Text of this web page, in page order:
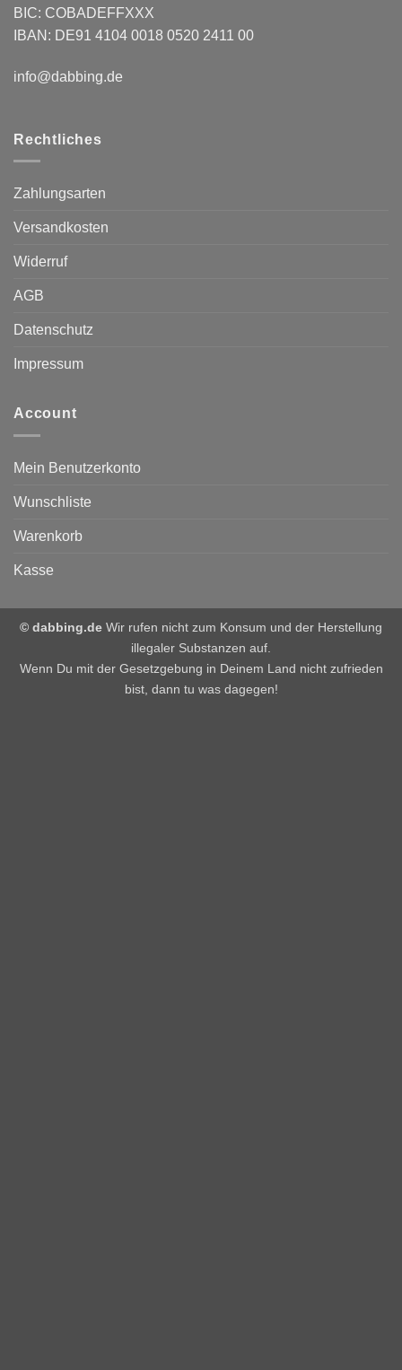
BIC: COBADEFFXXX
IBAN: DE91 4104 0018 0520 2411 00
info@dabbing.de
Rechtliches
Zahlungsarten
Versandkosten
Widerruf
AGB
Datenschutz
Impressum
Account
Mein Benutzerkonto
Wunschliste
Warenkorb
Kasse
© dabbing.de Wir rufen nicht zum Konsum und der Herstellung
illegaler Substanzen auf.
Wenn Du mit der Gesetzgebung in Deinem Land nicht zufrieden
bist, dann tu was dagegen!